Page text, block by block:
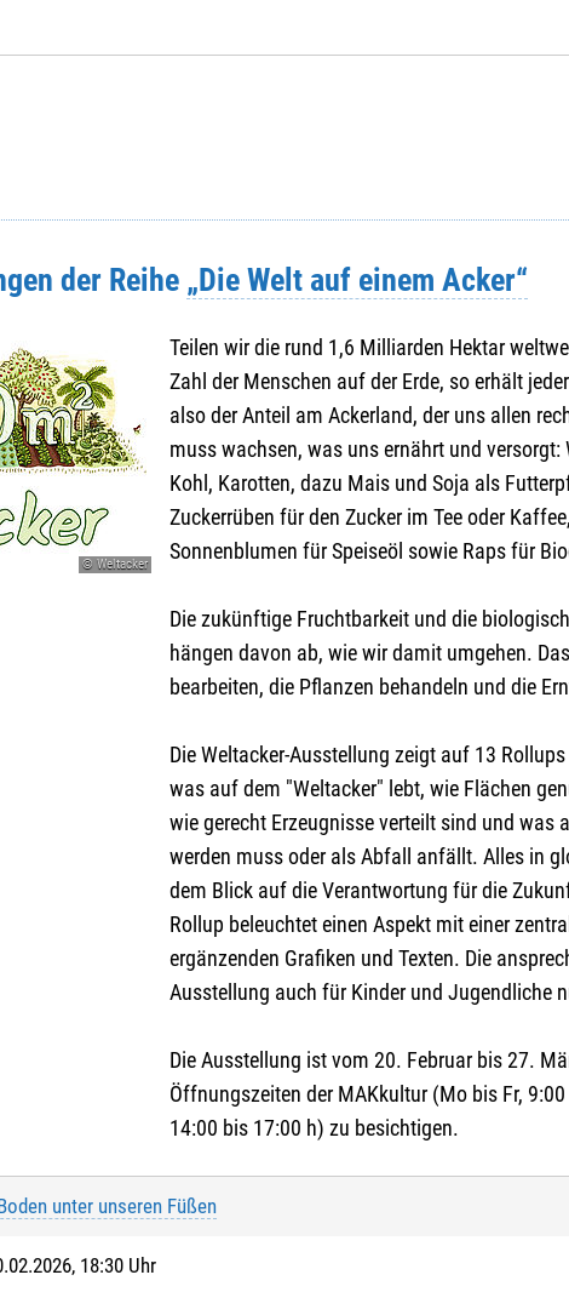
der Reihe „Die Welt auf einem Acker“
© Weltacker
Teilen wir die rund 1,6 Milliarden Hektar
Zahl der Menschen auf der Erde, so erhält
also der Anteil am Ackerland, der uns allen
muss wachsen, was uns ernährt und
Kohl, Karotten, dazu Mais und Soja als
Zuckerrüben für den Zucker im Tee oder
Sonnenblumen für Speiseöl sowie Raps für
Die zukünftige Fruchtbarkeit und die
hängen davon ab, wie wir damit umgehen.
bearbeiten, die Pflanzen behandeln und die
Die Weltacker-Ausstellung zeigt auf 13
was auf dem "Weltacker" lebt, wie Flächen
wie gerecht Erzeugnisse verteilt sind und was
werden muss oder als Abfall anfällt. Alles in
dem Blick auf die Verantwortung für die
Rollup beleuchtet einen Aspekt mit einer
ergänzenden Grafiken und Texten. Die
Ausstellung auch für Kinder und Jugendliche
Die Ausstellung ist vom 20. Februar bis 27.
Öffnungszeiten der MAKkultur (Mo bis Fr,
14:00 bis 17:00 h) zu besichtigen.
unter unseren Füßen
18:30 Uhr